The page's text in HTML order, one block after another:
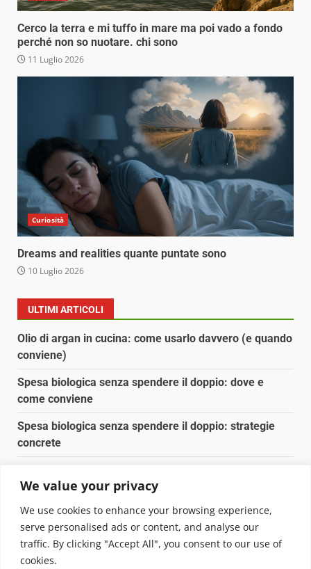
We value your privacy
We use cookies to enhance your browsing experience,
serve personalised ads or content, and analyse our
traffic. By clicking "Accept All", you consent to our use of
cookies.
Cerco la terra e mi tuffo in mare ma poi vado a fondo
perché non so nuotare. chi sono
11 Luglio 2026
Curiosità
Dreams and realities quante puntate sono
10 Luglio 2026
ULTIMI ARTICOLI
Olio di argan in cucina: come usarlo davvero (e quando
conviene)
Spesa biologica senza spendere il doppio: dove e
come conviene
Spesa biologica senza spendere il doppio: strategie
concrete
Pulizia naturale della casa: 3 ingredienti che
sostituiscono 10 prodotti chimici
Copyright © 2025 Biopianeta.it proprietà di Jws Media